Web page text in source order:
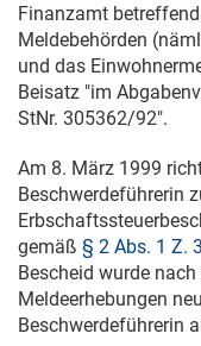
Finanzamt
Meldebehörden
und das
Beisatz "im
StNr. 305362/92".
Am 8. März 1999
Beschwerdeführerin
gemäß § 2 Abs. 1 Z.
Bescheid wurde
Meldeerhebungen
Beschwerdeführerin